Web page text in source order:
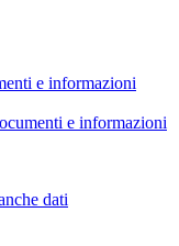
e informazioni
e informazioni
dati